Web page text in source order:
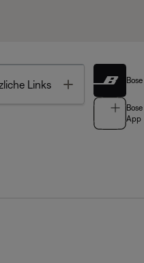
Links Toggle
App